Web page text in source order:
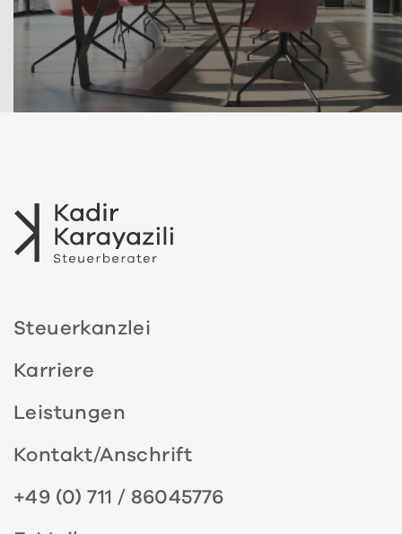
Steuerkanzlei
Karriere
Leistungen
Kontakt/Anschrift
+49 (0) 711 / 86045776